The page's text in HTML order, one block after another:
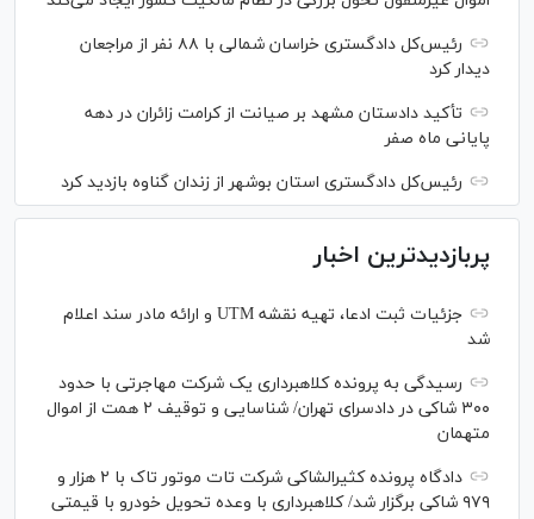
رئیس‌کل دادگستری خراسان شمالی با ۸۸ نفر از مراجعان
دیدار کرد
تأکید دادستان مشهد بر صیانت از کرامت زائران در دهه
پایانی ماه صفر
رئیس‌کل دادگستری استان بوشهر از زندان گناوه بازدید کرد
پربازدیدترین اخبار
جزئیات ثبت ادعا، تهیه نقشه UTM و ارائه مادر سند اعلام
شد
رسیدگی به پرونده کلاهبرداری یک شرکت مهاجرتی با حدود
۳۰۰ شاکی در دادسرای تهران/ شناسایی و توقیف ۲ همت از اموال
متهمان
دادگاه پرونده کثیرالشاکی شرکت تات موتور تاک با ۲ هزار و
۹۷۹ شاکی برگزار شد/ کلاهبرداری با وعده تحویل خودرو با قیمتی